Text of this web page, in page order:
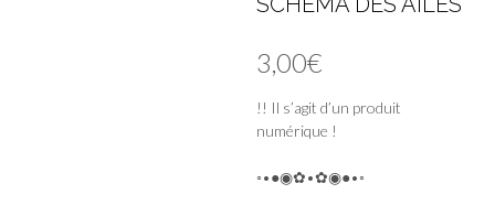
3,00€
!! Il s’agit d’un produit
numérique !
◦•●◉✿•✿◉●•◦